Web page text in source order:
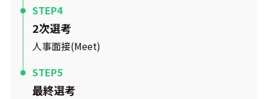
2次選考
人事面接(Meet)
最終選考